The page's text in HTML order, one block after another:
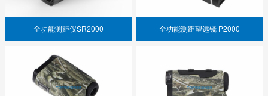
全功能测距仪SR2000 全功能测距望远镜 P2000